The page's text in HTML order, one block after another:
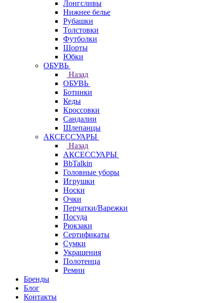
Лонгсливы
Нижнее белье
Рубашки
Толстовки
Футболки
Шорты
Юбки
ОБУВЬ
Назад
ОБУВЬ
Ботинки
Кеды
Кроссовки
Сандалии
Шлепанцы
АКСЕССУАРЫ
Назад
АКСЕССУАРЫ
BbTalkin
Головные уборы
Игрушки
Носки
Очки
Перчатки/Варежки
Посуда
Рюкзаки
Сертификаты
Сумки
Украшения
Полотенца
Ремни
Бренды
Блог
Контакты